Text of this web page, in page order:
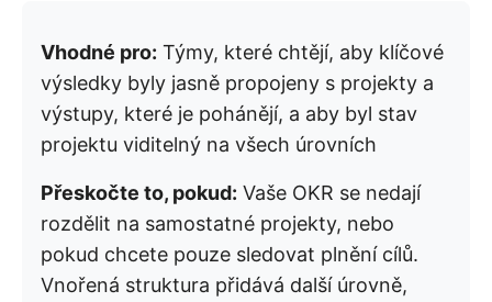
Vhodné pro: Týmy, které chtějí, aby klíčové
výsledky byly jasně propojeny s projekty a
výstupy, které je pohánějí, a aby byl stav
projektu viditelný na všech úrovních
Přeskočte to, pokud: Vaše OKR se nedají
rozdělit na samostatné projekty, nebo
pokud chcete pouze sledovat plnění cílů.
Vnořená struktura přidává další úrovně,